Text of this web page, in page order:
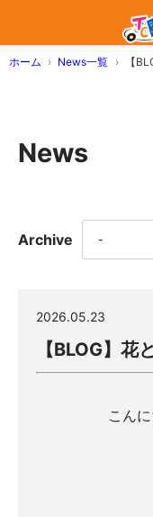
ホーム News一覧 【
News
Archive
2026.05.23
【BLOG】花
こん